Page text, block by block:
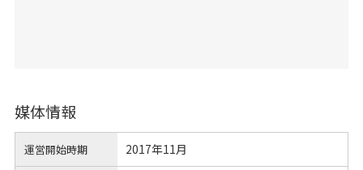
媒体情報
運営開始時期 2017年11月